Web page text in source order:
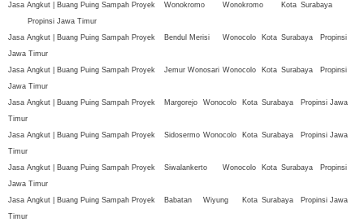
Jasa Angkut | Buang Puing Sampah Proyek
Wonokromo Wonokromo Kota Surabaya
Propinsi Jawa Timur
Jasa Angkut | Buang Puing Sampah Proyek
Bendul Merisi Wonocolo Kota Surabaya
Propinsi
Jawa Timur
Jasa Angkut | Buang Puing Sampah Proyek
Jemur Wonosari Wonocolo Kota Surabaya
Propinsi
Jawa Timur
Jasa Angkut | Buang Puing Sampah Proyek
Margorejo Wonocolo Kota Surabaya
Propinsi Jawa
Timur
Jasa Angkut | Buang Puing Sampah Proyek
Sidosermo Wonocolo Kota Surabaya
Propinsi Jawa
Timur
Jasa Angkut | Buang Puing Sampah Proyek
Siwalankerto Wonocolo Kota Surabaya
Propinsi
Jawa Timur
Jasa Angkut | Buang Puing Sampah Proyek
Babatan Wiyung Kota Surabaya
Propinsi Jawa
Timur